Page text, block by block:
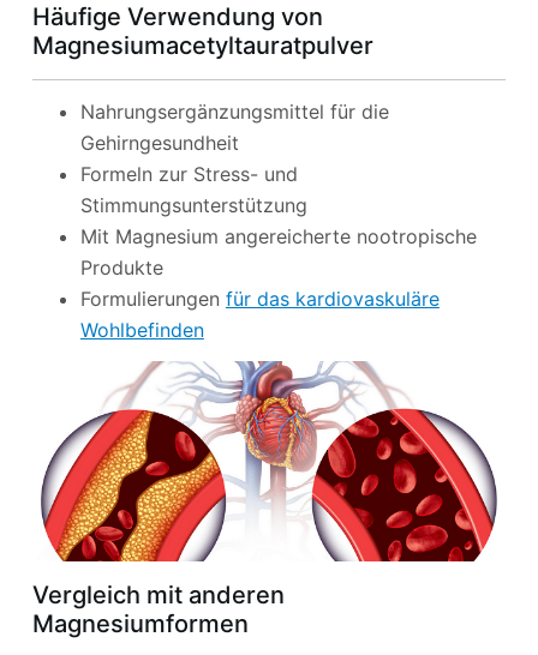
Häufige Verwendung von
Magnesiumacetyltauratpulver
Nahrungsergänzungsmittel für die
Gehirngesundheit
Formeln zur Stress- und
Stimmungsunterstützung
Mit Magnesium angereicherte nootropische
Produkte
Formulierungen für das kardiovaskuläre
Wohlbefinden
Vergleich mit anderen
Magnesiumformen